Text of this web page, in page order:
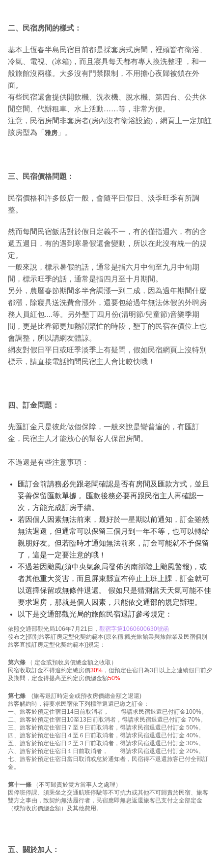
二、民宿房間的樣式：
基本上恆春半島民宿目前都是採套房式房間，裡頭皆有衛浴、
冷氣、電視、(冰箱)，而且寢具每天都有專人換洗整理 ，和一
般旅館沒兩樣。大多沒有門禁限制，不用擔心夜歸被鎖在外
面。
有些民宿還會提供開飲機、洗衣機、脫水機、第四台、公共休
閒空間、代辦租車、水上活動……等，非常方便。
注意，民宿房間非套房者(房內沒有衛浴設施)，網頁上一定加註
該房型為「 雅房 」。
三、民宿價格問題：
民宿價格和許多飯店一般，會隨平日假日、淡季旺季有所調
整。
然而每間民宿飯店對於假日定義不一，有的僅指週六，有的含
週五週日，有的遇到寒暑假還會變動，所以在此沒有統一的規
定。
一般來說，標示暑假的話，通常是指六月中旬至九月中旬期
間，標示旺季的話，通常是指四月至十月期間。
另外，農曆春節期間多半會調漲一到二成，因為過年期間什麼
都漲，除寢具送洗費會漲外，還要包給過年無法休假的外聘房
務人員紅包....等。另外墾丁四月份(清明節/兒童節)音樂季期
間，更是比春節更加熱鬧繁忙的時段，墾丁的民宿在價位上也
會調整，所以請網友體諒。
網友對假日平日或旺季淡季上有疑問，假如民宿網頁上沒特別
標示，請直接電話詢問民宿主人會比較快哦！
四、訂金問題：
先匯訂金只是彼此做個保障，一般來說是蠻普遍的，有匯訂
金，民宿主人才能放心的幫客人保留房間。
不過還是有些注意事項：
匯訂金前請務必先跟老闆確認是否有房間及匯款方式，並且
妥善保留匯款單據 。匯款後務必要再跟民宿主人再確認一
次，方能完成訂房手續。
若因個人因素無法前來，最好於一星期以前通知，訂金雖然
無法退還，但通常可以保留三個月到一年不等，也可以轉給
親朋好友。但若臨時才通知無法前來，訂金可能就不予保留
了，這是一定要注意的哦！
不過若因颱風(須中央氣象局發佈的南部陸上颱風警報)，或
者其他重大災害，而且屏東縣宣布停止上班上課，訂金就可
以選擇保留或無條件退還。 假如只是猜測當天天氣可能不佳
要求退房，那就是個人因素，只能依交通部的規定辦理。
以下是交通部觀光局的旅館民宿退訂參考規定：
依照交通部觀光局106年7月21日， 觀宿字第1060600630號函
發布之[個別旅客訂房定型化契約範本(原名稱:觀光旅館業與旅館業及民宿個別
旅客直接訂房定型化契約範本)]規定：
第六條 （ 定金或預收房價總金額之收取）
民宿收取訂金不得逾約定總房價30% ，但預定住宿日為3日以上之連續假日前夕
及期間，定金得提高至約定房價總金額50%
第七條 (旅客退訂時定金或預收房價總金額之退還)
旅客解約時，得要求民宿依下列標準返還已繳之訂金：
一、旅客於預定住宿日14日前取消者， 得請求民宿退還已付訂金100%。
二、旅客於預定住宿日10至13日前取消者，得請求民宿退還已付訂金 70%。
三、旅客於預定住宿日７至９日前取消者，得請求民宿退還已付訂金 50%。
四、旅客於預定住宿日４至６日前取消者，得請求民宿退還已付訂金 40%。
五、旅客於預定住宿日２至３日前取消者，得請求民宿退還已付訂金 30%。
六、旅客於預定住宿日１日前取消者， 得請求民宿退還已付訂金 20%。
七、旅客於預定住宿日當日取消或怠於通知者，民宿得不退還旅客已付全部訂
金。
第十一條 （不可歸責於雙方當事人之處理）
因停班停課、須乘坐之交通航班停駛等不可抗力或其他不可歸責於民宿、旅客
雙方之事由，致契約無法履行者，民宿應即無息返還旅客已支付之全部定金
（或預收房價總金額）及其他費用。
五、關於加人：